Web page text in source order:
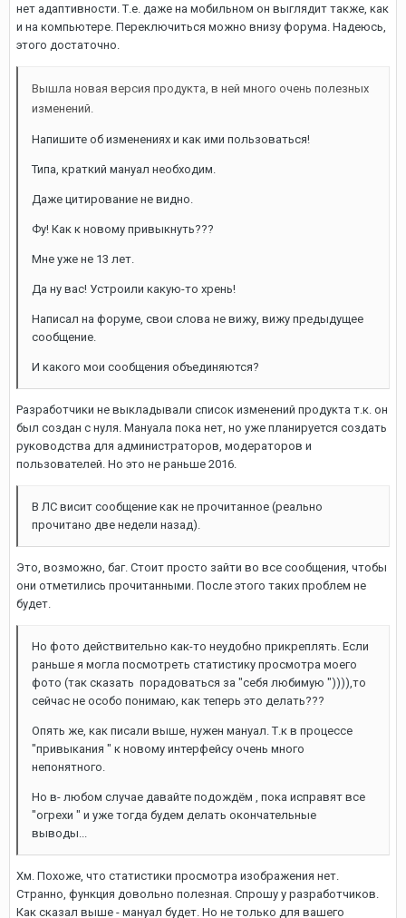
нет адаптивности. Т.е. даже на мобильном он выглядит также, как
и на компьютере. Переключиться можно внизу форума. Надеюсь,
этого достаточно.
Вышла новая версия продукта, в ней много очень полезных
изменений.
Напишите об изменениях и как ими пользоваться!
Типа, краткий мануал необходим.
Даже цитирование не видно.
Фу! Как к новому привыкнуть???
Мне уже не 13 лет.
Да ну вас! Устроили какую-то хрень!
Написал на форуме, свои слова не вижу, вижу предыдущее
сообщение.
И какого мои сообщения объединяются?
Разработчики не выкладывали список изменений продукта т.к. он
был создан с нуля. Мануала пока нет, но уже планируется создать
руководства для администраторов, модераторов и
пользователей. Но это не раньше 2016.
В ЛС висит сообщение как не прочитанное (реально
прочитано две недели назад).
Это, возможно, баг. Стоит просто зайти во все сообщения, чтобы
они отметились прочитанными. После этого таких проблем не
будет.
Но фото действительно как-то неудобно прикреплять. Если
раньше я могла посмотреть статистику просмотра моего
фото (так сказать порадоваться за "себя любимую ")))),то
сейчас не особо понимаю, как теперь это делать???
Опять же, как писали выше, нужен мануал. Т.к в процессе
"привыкания " к новому интерфейсу очень много
непонятного.
Но в- любом случае давайте подождём , пока исправят все
"огрехи " и уже тогда будем делать окончательные
выводы...
Хм. Похоже, что статистики просмотра изображения нет.
Странно, функция довольно полезная. Спрошу у разработчиков.
Как сказал выше - мануал будет. Но не только для вашего